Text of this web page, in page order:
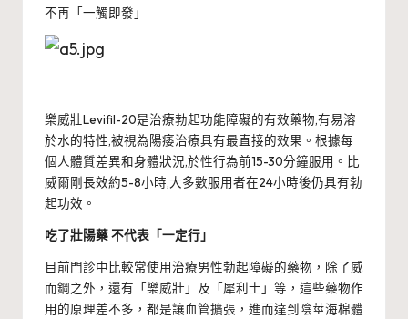
不再「一觸即發」
樂威壯Levifil-20是治療勃起功能障礙的有效藥物,有易溶
於水的特性,被視為陽痿治療具有最直接的效果。根據每
個人體質差異和身體狀況,於性行為前15-30分鐘服用。比
威爾剛長效約5-8小時,大多數服用者在24小時後仍具有勃
起功效。
吃了壯陽藥 不代表「一定行」
目前門診中比較常使用治療男性勃起障礙的藥物，除了威
而鋼之外，還有「樂威壯」及「犀利士」等，這些藥物作
用的原理差不多，都是讓血管擴張，進而達到陰莖海棉體